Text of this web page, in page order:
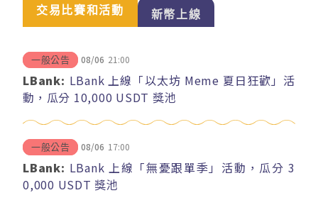
交易比賽和活動 新幣上線
一般公告 08/06 21:00
LBank: LBank 上線「以太坊 Meme 夏日狂歡」活
動，瓜分 10,000 USDT 獎池
一般公告 08/06 17:00
LBank: LBank 上線「無憂跟單季」活動，瓜分 3
0,000 USDT 獎池